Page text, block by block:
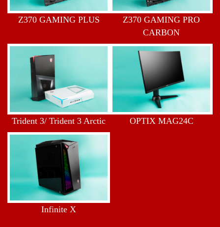
Z370 GAMING PLUS
Z370 GAMING PRO
CARBON
Trident 3/ Trident 3 Arctic OPTIX MAG24C
Infinite X